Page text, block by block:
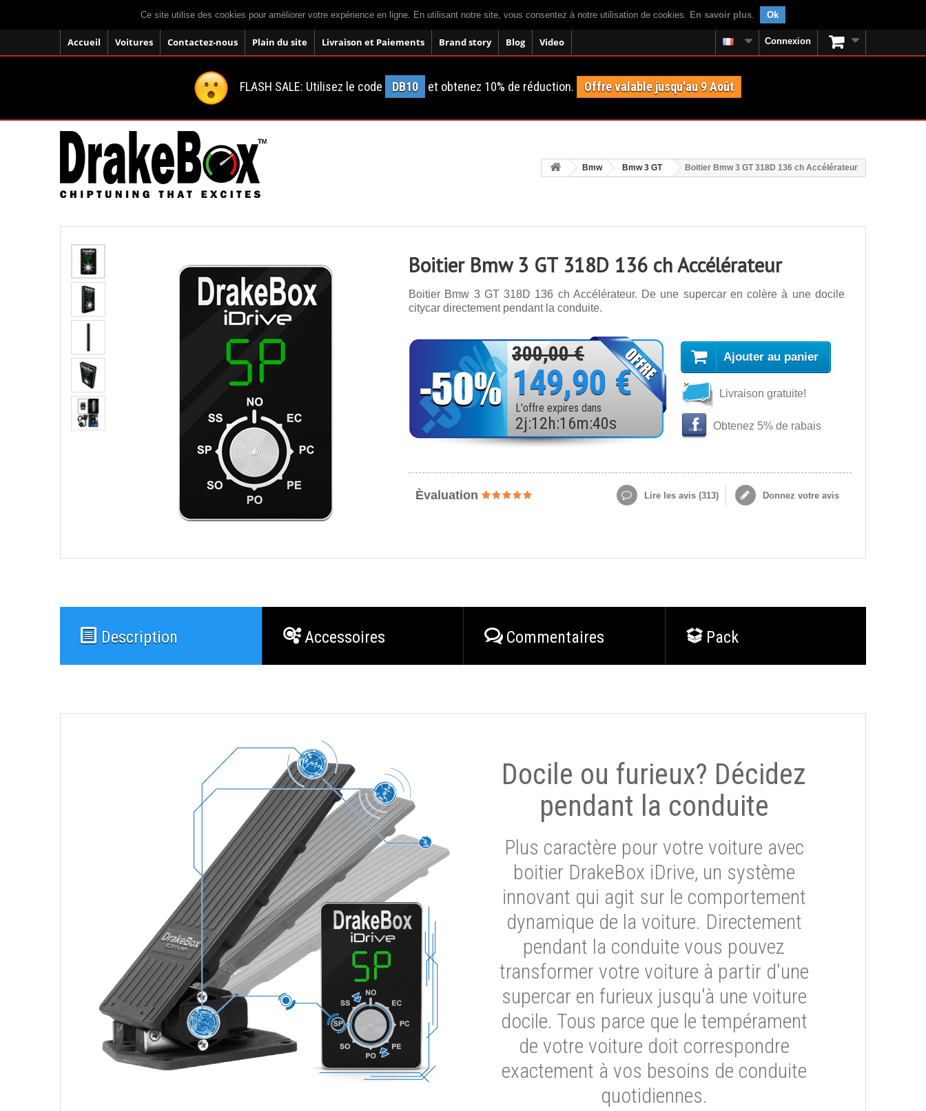
Ce site utilise des cookies pour améliorer votre expérience en ligne. En utilisant notre site, vous consentez à notre utilisation de cookies. En savoir plus. Ok
Accueil Voitures Contactez-nous Plain du site Livraison et Paiements Brand story Blog Video Connexion
FLASH SALE: Utilisez le code DB10 et obtenez 10% de réduction. Offre valable jusqu'au 9 Août
Bmw Bmw 3 GT Boitier Bmw 3 GT 318D 136 ch Accélérateur
Boitier Bmw 3 GT 318D 136 ch Accélérateur
Boitier Bmw 3 GT 318D 136 ch Accélérateur. De une supercar en colère à une docile
citycar directement pendant la conduite.
300,00 €
149,90 €
L'offre expires dans
2j:12h:16m:38s
Ajouter au panier
Livraison gratuite!
Obtenez 5% de rabais
Èvaluation Lire les avis (313) Donnez votre avis
Description Accessoires Commentaires Pack
Docile ou furieux? Décidez
pendant la conduite
Plus caractère pour votre voiture avec
boitier DrakeBox iDrive, un système
innovant qui agit sur le comportement
dynamique de la voiture. Directement
pendant la conduite vous pouvez
transformer votre voiture à partir d'une
supercar en furieux jusqu'à une voiture
docile. Tous parce que le tempérament
de votre voiture doit correspondre
exactement à vos besoins de conduite
quotidiennes.